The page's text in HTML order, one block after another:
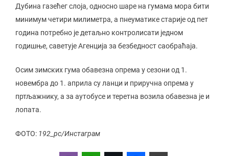
Дубина газећег слоја, односно шаре на гумама мора бити
минимум четири милиметра, а пнеуматике старије од пет
година потребно је детаљно контролисати једном
годишње, саветује Агенција за безбедност саобраћаја.
Осим зимских гума обавезна опрема у сезони од 1.
новембра до 1. априла су ланци и приручна опрема у
пртљажнику, а за аутобусе и теретна возила обавезна је и
лопата.
ФОТО: 192_рс/Инстаграм